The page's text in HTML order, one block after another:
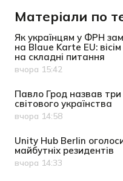
Матеріали по
Як українцям у ФРН
на Blaue Karte EU:
на складні питання
Дата публікації
вчора 15:42
Павло Грод назвав три
світового українства
Дата публікації
вчора 14:58
Unity Hub Berlin
майбутніх резидентів
Дата публікації
вчора 14:33